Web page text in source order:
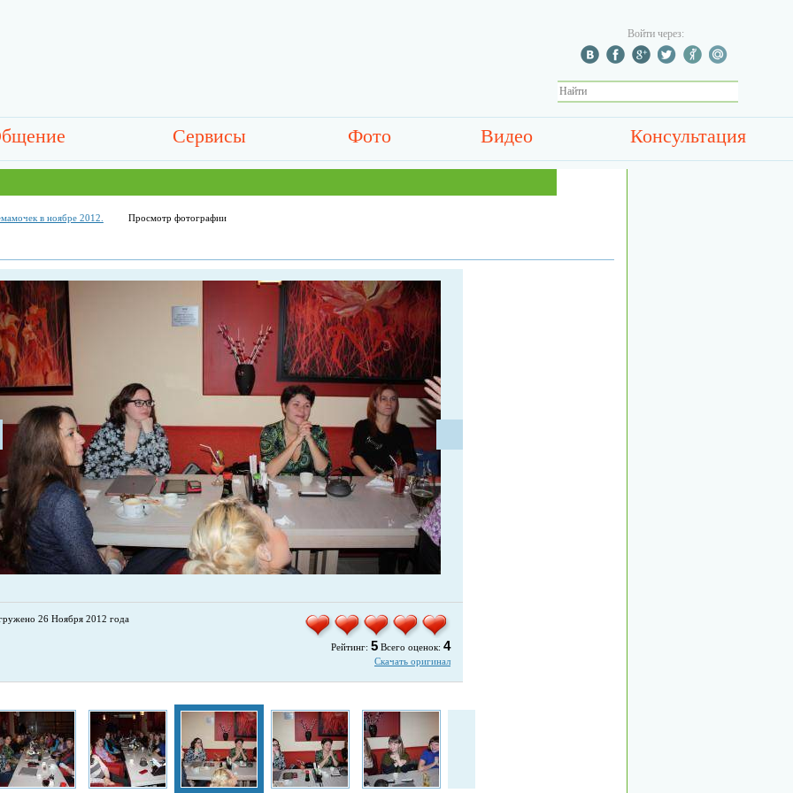
Войти через:
Сервисы Фото Видео Консультация
в ноябре 2012. Просмотр фотографии
26 Ноября 2012 года
Рейтинг: 5 Всего оценок: 4
Скачать оригинал